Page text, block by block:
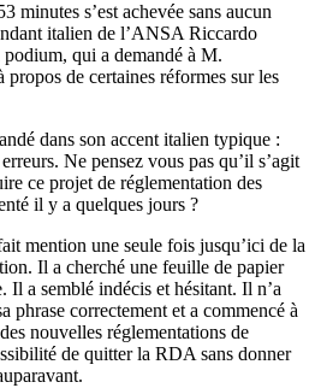
minutes s’est achevée sans aucun
italien de l’ANSA Riccardo
qui a demandé à M.
de certaines réformes sur les
dans son accent italien typique :
Ne pensez vous pas qu’il s’agit
ce projet de réglementation des
il y a quelques jours ?
mention une seule fois jusqu’ici de la
Il a cherché une feuille de papier
Il a semblé indécis et hésitant. Il n’a
phrase correctement et a commencé à
nouvelles réglementations de
de quitter la RDA sans donner